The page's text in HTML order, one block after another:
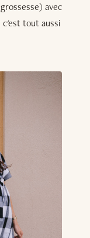
avec
c'est tout aussi